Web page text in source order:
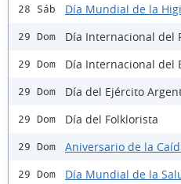
28 Sáb Día Mundial de la
29 Dom Día Internacional del
29 Dom Día Internacional del
29 Dom Día del Ejército
29 Dom Día del Folklorista
29 Dom Aniversario de la
29 Dom Día Mundial de la